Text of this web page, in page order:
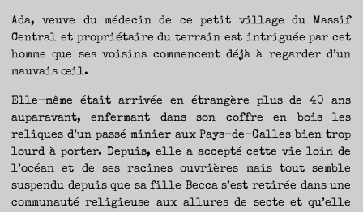
LES
NOUVEAUTÉS.
LES
DE
TRAVERSE
LES
CÔTÉ,
PARLER
DE
LIVRES,
DONC,
MAIS
PAS
D’AUTRES
BREF,
SE
À
Ada, veuve du médecin de ce petit village du Massif
Central et propriétaire du terrain est intriguée par cet
homme que ses voisins commencent déjà à regarder d’un
mauvais œil.
Elle-même était arrivée en étrangère plus de 40 ans
auparavant, enfermant dans son coffre en bois les
reliques d’un passé minier aux Pays-de-Galles bien trop
lourd à porter. Depuis, elle a accepté cette vie loin de
l’océan et de ses racines ouvrières mais tout semble
suspendu depuis que sa fille Becca s’est retirée dans une
communauté religieuse aux allures de secte et qu’elle